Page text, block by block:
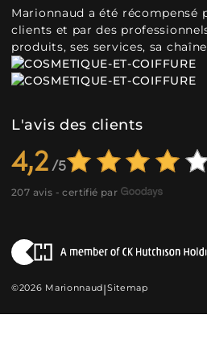
Marionnaud a été récompensé
clients et par des
produits, ses services, sa
L'avis des clients
4,2
207 avis - certifié par
©2026 Marionnaud|Sitemap